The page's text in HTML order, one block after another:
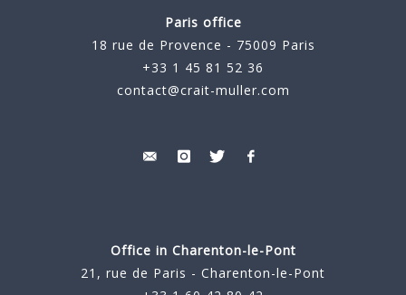
Paris office
18 rue de Provence - 75009 Paris
+33 1 45 81 52 36
contact@crait-muller.com
Office in Charenton-le-Pont
21, rue de Paris - Charenton-le-Pont